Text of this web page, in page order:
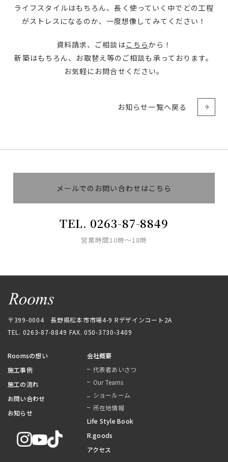
ライフスタイルはもちろん、長く使っていく中でどの工程
がストレスになるのか、一度想像してみてください！
資料請求、ご相談はこちらから！
新築はもちろん、お取替え等のご相談も承っております。
お気軽にお問合せください。
お知らせ一覧へ戻る
メールでのお問い合わせはこちら
メールでのお問い合わせはこちら
TEL. 0263-87-8849
営業時間10時〜18時
〒399-0004 長野県松本市市場4-9 Rデザインコート2A
TEL. 0263-87-8849 FAX. 050-3730-3409
Roomsの想い
施工事例
施工の流れ
お問い合わせ
お知らせ
会社概要
代表者あいさつ
Our Teams
ショールーム
所在地情報
Life Style Book
R.goods
アクセス